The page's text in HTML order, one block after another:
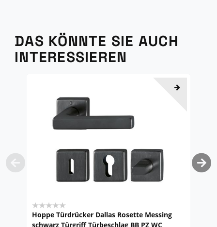
DAS KÖNNTE SIE AUCH
INTERESSIEREN
Hoppe Türdrücker Dallas Rosette Messing
schwarz Türgriff Türbeschlag BB PZ WC